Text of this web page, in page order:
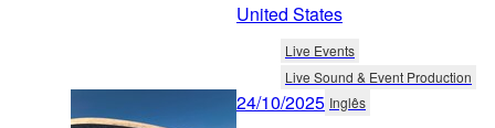
United States
Live Events
Live Sound & Event Production
24/10/2025 Inglês